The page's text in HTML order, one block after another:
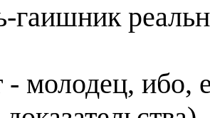
гаишник
молодец, ибо,